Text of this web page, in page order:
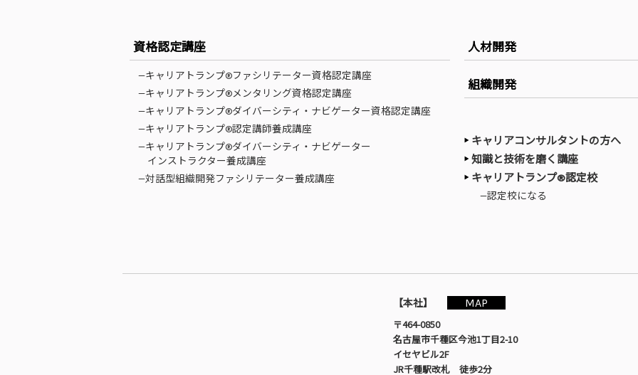
資格認定講座
—キャリアトランプ®ファシリテーター資格認定講座
—キャリアトランプ®メンタリング資格認定講座
—キャリアトランプ®ダイバーシティ・ナビゲーター資格認定講座
—キャリアトランプ®認定講師養成講座
—キャリアトランプ®ダイバーシティ・ナビゲーター
インストラクター養成講座
—対話型組織開発ファシリテーター養成講座
人材開発
組織開発
キャリアコンサルタントの方へ
知識と技術を磨く講座
キャリアトランプ®認定校
—認定校になる
【本社】
MAP
〒464-0850
名古屋市千種区今池1丁目2-10
イセヤビル2F
JR千種駅改札 徒歩2分